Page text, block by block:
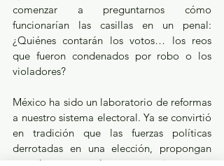
comenzar a preguntarnos cómo
funcionarían las casillas en un penal:
¿Quiénes contarán los votos… los reos
que fueron condenados por robo o los
violadores?
México ha sido un laboratorio de reformas
a nuestro sistema electoral. Ya se convirtió
en tradición que las fuerzas políticas
derrotadas en una elección, propongan